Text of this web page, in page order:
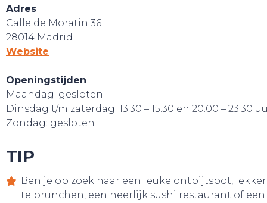
CONTACT
Adres
Calle de Moratin 36
28014 Madrid
Website
Openingstijden
Maandag: gesloten
Dinsdag t/m zaterdag: 13.30 – 15.30 en 20.00 – 23.30
Zondag: gesloten
TIP
Ben je op zoek naar een leuke ontbijtspot,
te brunchen, een heerlijk sushi restaurant of